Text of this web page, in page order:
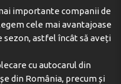
importante companii de
cele mai avantajoase
astfel încât să aveți
cu autocarul din
din România, precum și